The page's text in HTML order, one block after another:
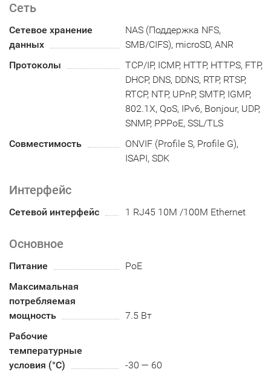
Сеть
Сетевое хранение
данных
NAS (Поддержка NFS,
SMB/CIFS), microSD, ANR
Протоколы
TCP/IP, ICMP, HTTP, HTTPS, FTP,
DHCP, DNS, DDNS, RTP, RTSP,
RTCP, NTP, UPnP, SMTP, IGMP,
802.1X, QoS, IPv6, Bonjour, UDP,
SNMP, PPPoE, SSL/TLS
Совместимость
ONVIF (Profile S, Profile G),
ISAPI, SDK
Интерфейс
Сетевой интерфейс 1 RJ45 10M /100M Ethernet
Основное
Питание
PoE
Максимальная
потребляемая
мощность
7.5 Вт
Рабочие
температурные
условия (°С)
-30 — 60